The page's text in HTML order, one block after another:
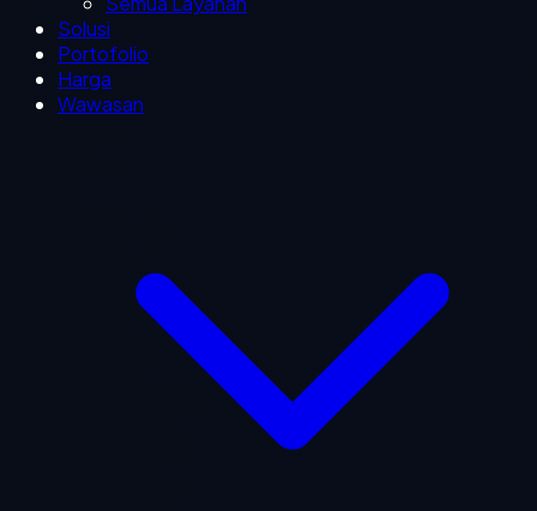
Solusi
Portofolio
Harga
Wawasan